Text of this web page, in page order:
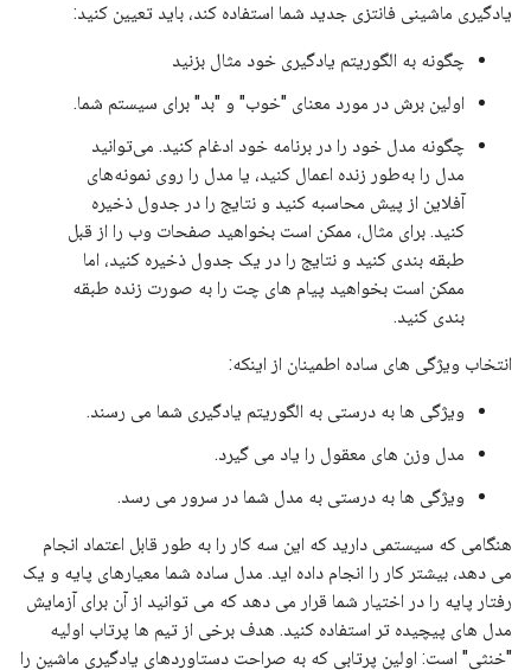
یادگیری ماشینی فانتزی جدید شما استفاده کند، باید تعیین کنید:
چگونه به الگوریتم یادگیری خود مثال بزنید
اولین برش در مورد معنای "خوب" و "بد" برای سیستم شما.
چگونه مدل خود را در برنامه خود ادغام کنید. می‌توانید
مدل را به‌طور زنده اعمال کنید، یا مدل را روی نمونه‌های
آفلاین از پیش محاسبه کنید و نتایج را در جدول ذخیره
کنید. برای مثال، ممکن است بخواهید صفحات وب را از قبل
طبقه بندی کنید و نتایج را در یک جدول ذخیره کنید، اما
ممکن است بخواهید پیام های چت را به صورت زنده طبقه
بندی کنید.
انتخاب ویژگی های ساده اطمینان از اینکه:
ویژگی ها به درستی به الگوریتم یادگیری شما می رسند.
مدل وزن های معقول را یاد می گیرد.
ویژگی ها به درستی به مدل شما در سرور می رسد.
هنگامی که سیستمی دارید که این سه کار را به طور قابل اعتماد انجام
می دهد، بیشتر کار را انجام داده اید. مدل ساده شما معیارهای پایه و یک
رفتار پایه را در اختیار شما قرار می دهد که می توانید از آن برای آزمایش
مدل های پیچیده تر استفاده کنید. هدف برخی از تیم ها پرتاب اولیه
"خنثی" است: اولین پرتابی که به صراحت دستاوردهای یادگیری ماشین را